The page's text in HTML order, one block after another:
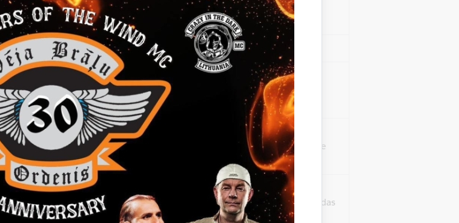
Sīkdatne ir nepieciešama, lai visiem lietotājiem nerādītu
ziņojumus pēc tam, kad viņi ir izlasījuši un aizvēruši tos.
Sesija
Reģistrē, ka tiek parādīts modālais logs. Sesija
Reģistrē unikālu ID, kas tiek izmantots statistisko datu iegūšanai
par to, kā apmeklētājs izmanto vietni.
2 gadi
Izmanto Google Analytics, lai samazinātu pieprasījuma līmeni. 1 minūte
Reģistrē unikālu ID, kas tiek izmantots statistisko datu iegūšanai
par to, kā apmeklētājs izmanto vietni.
24 stundas